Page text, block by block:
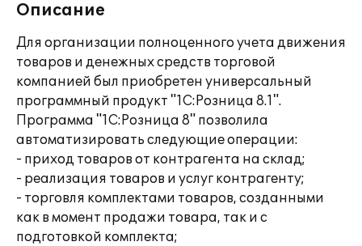
Описание
Для организации полноценного учета движения
товаров и денежных средств торговой
компанией был приобретен универсальный
программный продукт "1С:Розница 8.1".
Программа "1С:Розница 8" позволила
автоматизировать следующие операции:
- приход товаров от контрагента на склад;
- реализация товаров и услуг контрагенту;
- торговля комплектами товаров, созданными
как в момент продажи товара, так и с
подготовкой комплекта;